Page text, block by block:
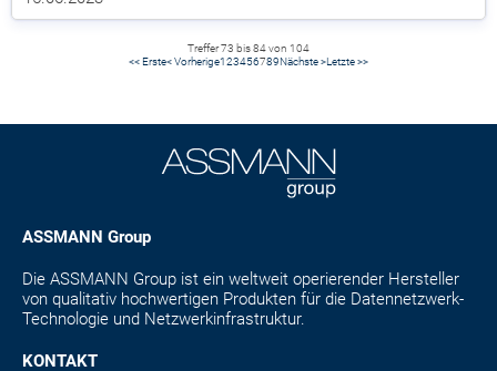
Treffer 73 bis 84 von 104
<< Erste< Vorherige123456789Nächste >Letzte >>
ASSMANN Group
Die ASSMANN Group ist ein weltweit operierender Hersteller
von qualitativ hochwertigen Produkten für die Datennetzwerk-
Technologie und Netzwerkinfrastruktur.
KONTAKT